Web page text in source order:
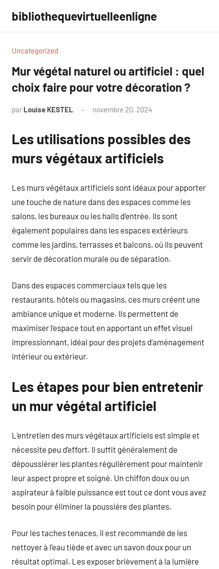
contenu
bibliothequevirtuelleenligne
Uncategorized
Mur végétal naturel ou artificiel : quel
choix faire pour votre décoration ?
par Louise KESTEL novembre 20, 2024
Les utilisations possibles des
murs végétaux artificiels
Les murs végétaux artificiels sont idéaux pour apporter
une touche de nature dans des espaces comme les
salons, les bureaux ou les halls d’entrée. Ils sont
également populaires dans les espaces extérieurs
comme les jardins, terrasses et balcons, où ils peuvent
servir de décoration murale ou de séparation.
Dans des espaces commerciaux tels que les
restaurants, hôtels ou magasins, ces murs créent une
ambiance unique et moderne. Ils permettent de
maximiser l’espace tout en apportant un effet visuel
impressionnant, idéal pour des projets d’aménagement
intérieur ou extérieur.
Les étapes pour bien entretenir
un mur végétal artificiel
L’entretien des murs végétaux artificiels est simple et
nécessite peu d’effort. Il suffit généralement de
dépoussiérer les plantes régulièrement pour maintenir
leur aspect propre et soigné. Un chiffon doux ou un
aspirateur à faible puissance est tout ce dont vous avez
besoin pour éliminer la poussière des plantes.
Pour les taches tenaces, il est recommandé de les
nettoyer à l’eau tiède et avec un savon doux pour un
résultat optimal. Les exposer brièvement à la lumière